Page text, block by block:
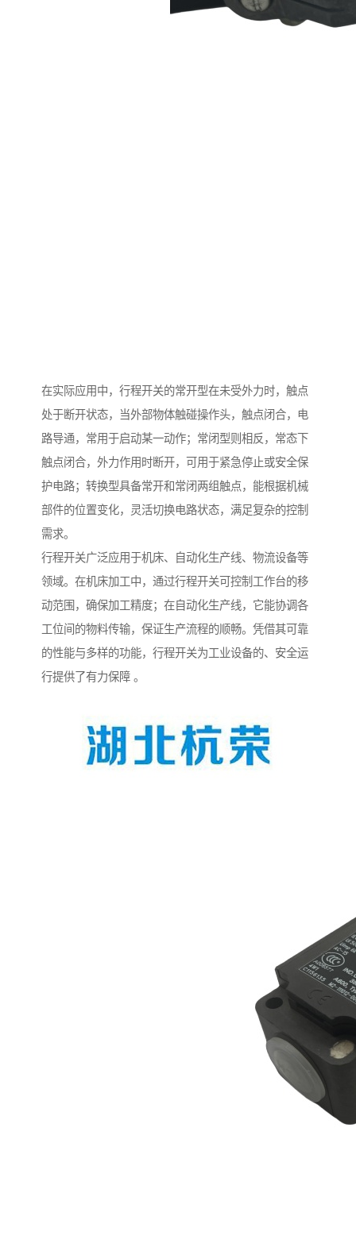
在实际应用中，行程开关的常开型在未受外力时，触点
处于断开状态，当外部物体触碰操作头，触点闭合，电
路导通，常用于启动某一动作；常闭型则相反，常态下
触点闭合，外力作用时断开，可用于紧急停止或安全保
护电路；转换型具备常开和常闭两组触点，能根据机械
部件的位置变化，灵活切换电路状态，满足复杂的控制
需求。
行程开关广泛应用于机床、自动化生产线、物流设备等
领域。在机床加工中，通过行程开关可控制工作台的移
动范围，确保加工精度；在自动化生产线，它能协调各
工位间的物料传输，保证生产流程的顺畅。凭借其可靠
的性能与多样的功能，行程开关为工业设备的、安全运
行提供了有力保障 。